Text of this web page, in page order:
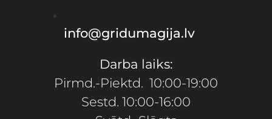
info@gridumagija.lv
Darba laiks:
Pirmd.-Piektd. 10:00-19:00
Sestd. 10:00-16:00